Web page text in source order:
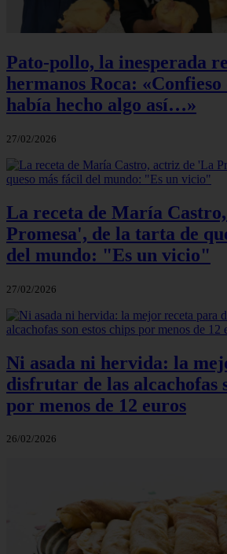
Pato-pollo, la inesperada
hermanos Roca: «Confieso
había hecho algo así…»
27/02/2026
La receta de María
Promesa', de la tarta de
del mundo: "Es un vicio"
27/02/2026
Ni asada ni hervida: la
disfrutar de las alcachofas
por menos de 12 euros
26/02/2026